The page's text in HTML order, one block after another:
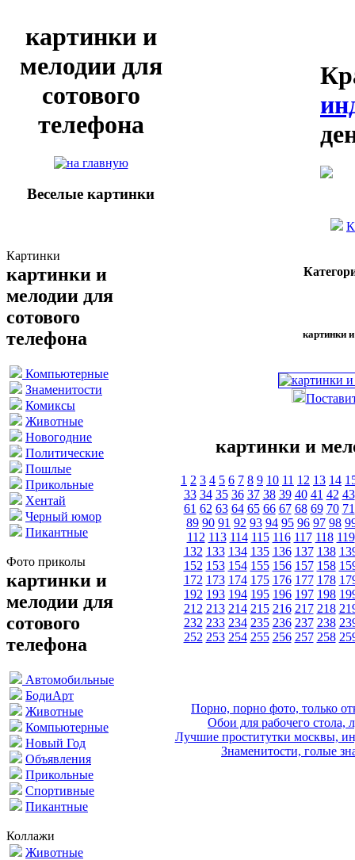
картинки и
мелодии для
сотового
телефона
Веселые картинки
Картинки
картинки и
мелодии для
сотового
телефона
Компьютерные
Знаменитости
Комиксы
Животные
Новогодние
Политические
Пошлые
Прикольные
Хентай
Черный юмор
Пикантные
Фото приколы
картинки и
мелодии для
сотового
телефона
Автомобильные
БодиАрт
Животные
Компьютерные
Новый Год
Объявления
Прикольные
Спортивные
Пикантные
Коллажи
Животные
картинки
картинки и
1 2 3 4 5 6 7 8 9 10 11 12 13 14
33 34 35 36 37 38 39 40 41 42 43
61 62 63 64 65 66 67 68 69 70 71
89 90 91 92 93 94 95 96 97 98
112 113 114 115 116 117 118 119
132 133 134 135 136 137 138
152 153 154 155 156 157 158
172 173 174 175 176 177 178
192 193 194 195 196 197 198
212 213 214 215 216 217 218
232 233 234 235 236 237 238
252 253 254 255 256 257 258
Порно, порно фото, только
Обои для рабочего стола,
Лучшие проститутки москвы,
Знаменитости, голые